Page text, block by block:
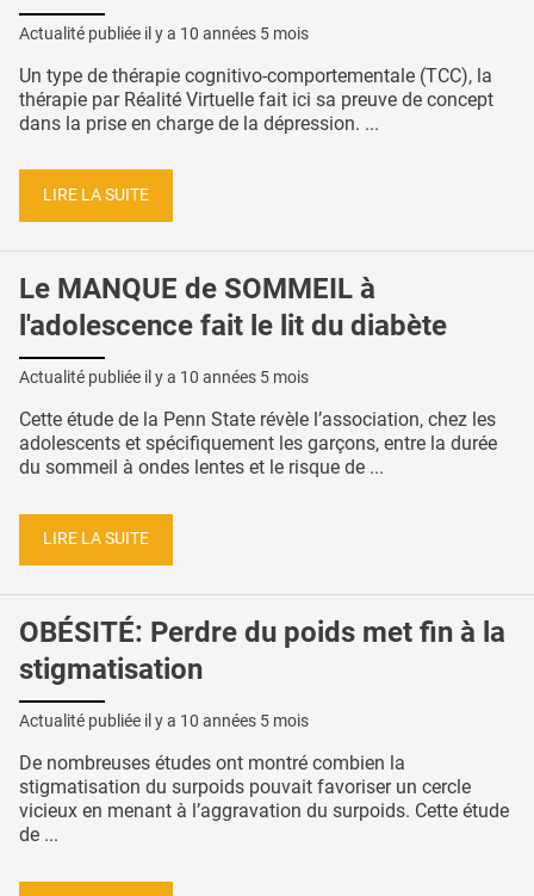
Actualité publiée il y a 10 années 5 mois
Un type de thérapie cognitivo-comportementale (TCC), la
thérapie par Réalité Virtuelle fait ici sa preuve de concept
dans la prise en charge de la dépression. ...
LIRE LA SUITE
Le MANQUE de SOMMEIL à
l'adolescence fait le lit du diabète
Actualité publiée il y a 10 années 5 mois
Cette étude de la Penn State révèle l’association, chez les
adolescents et spécifiquement les garçons, entre la durée
du sommeil à ondes lentes et le risque de ...
LIRE LA SUITE
OBÉSITÉ: Perdre du poids met fin à la
stigmatisation
Actualité publiée il y a 10 années 5 mois
De nombreuses études ont montré combien la
stigmatisation du surpoids pouvait favoriser un cercle
vicieux en menant à l’aggravation du surpoids. Cette étude
de ...